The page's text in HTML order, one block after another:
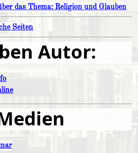
das Thema: Religion und Glauben
Seiten
Autor: